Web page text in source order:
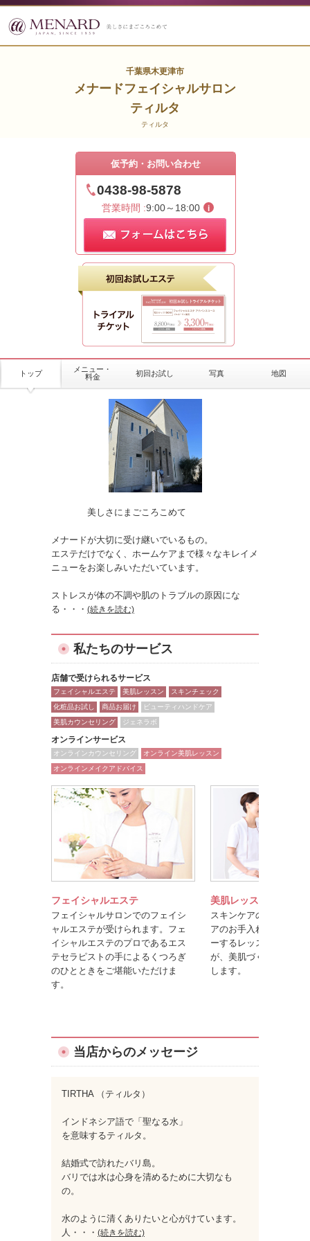
千葉県木更津市
メナードフェイシャルサロン
ティルタ
ティルタ
仮予約・お問い合わせ
0438-98-5878
営業時間 :9:00～18:00
トップ
メニュー・
料金
初回お試し 写真 地図
美しさにまごころこめて
メナードが大切に受け継いでいるもの。
エステだけでなく、ホームケアまで様々なキレイメ
ニューをお楽しみいただいています。
ストレスが体の不調や肌のトラブルの原因にな
る ・・・ (続きを読む)
私たちのサービス
店舗で受けられるサービス
フェイシャルエステ 美肌レッスン
スキンチェック
化粧品お試し
商品お届け
ビューティハンドケア
美肌カウンセリング
ジェネラボ
オンラインサービス
オンラインカウンセリング
オンライン美肌レッスン
オンラインメイクアドバイス
フェイシャルエステ
フェイシャルサロンでのフェイシ
ャルエステが受けられます。フェ
イシャルエステのプロであるエス
テセラピストの手によるくつろぎ
のひとときをご堪能いただけま
す。
美肌レッスン
スキンケアのポイント
アのお手入れ方法を楽
ーするレッスンです。
が、美肌づくりのコツ
します。
当店からのメッセージ
TIRTHA （ティルタ）
インドネシア語で「聖なる水」
を意味するティルタ。
結婚式で訪れたバリ島。
バリでは水は心身を清めるために大切なも
の。
水のように清くありたいと心がけています。
人 ・・・ (続きを読む)